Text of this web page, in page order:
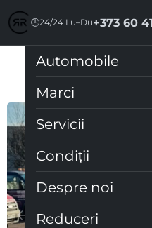
🕒24/24 Lu–Du+373 60
Automobile
Marci
Servicii
Condiții
Despre noi
Reduceri
Dacia